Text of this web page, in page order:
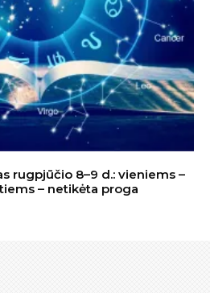
rugpjūčio 8–9 d.: vieniems –
– netikėta proga